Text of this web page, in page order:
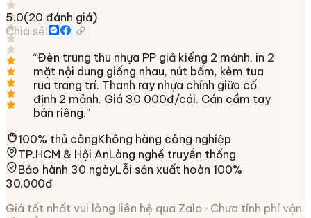
5.0(20 đánh giá)
Chia sẻ:
“Đèn trung thu nhựa PP giả kiếng 2 mảnh, in 2
mặt nội dung giống nhau, nút bấm, kèm tua
rua trang trí. Thanh ray nhựa chính giữa cố
định 2 mảnh. Giá 30.000đ/cái. Cán cầm tay
bán riêng.”
100% thủ côngKhông hàng công nghiệp
TP.HCM & Hội AnLàng nghề truyền thống
Bảo hành 30 ngàyLỗi sản xuất hoàn 100%
30.000đ
Giá tốt nhất vui lòng liên hệ qua Zalo · Chưa tính phí vận